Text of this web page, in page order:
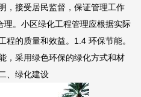
，接受居民监督，保证管理工作
。小区绿化工程管理应根据实际
程的质量和效益。1.4 环保节能。
，采用绿色环保的绿化方式和材
、绿化建设